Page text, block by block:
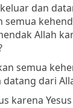
dan
semua
Allah
semua
dari
karena